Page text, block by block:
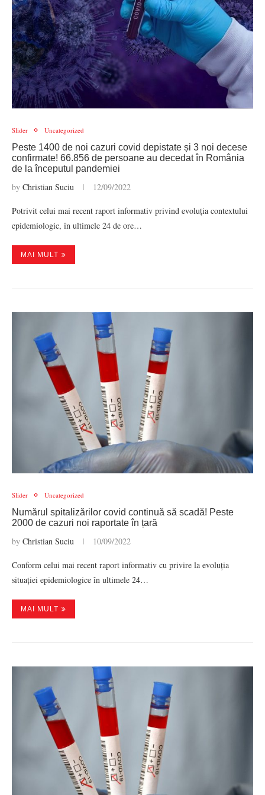
Slider Uncategorized
Peste 1400 de noi cazuri covid depistate și 3 noi decese
confirmate! 66.856 de persoane au decedat în România
de la începutul pandemiei
by Christian Suciu 12/09/2022
Potrivit celui mai recent raport informativ privind evoluția contextului
epidemiologic, în ultimele 24 de ore…
MAI MULT
Slider Uncategorized
Numărul spitalizărilor covid continuă să scadă! Peste
2000 de cazuri noi raportate în țară
by Christian Suciu 10/09/2022
Conform celui mai recent raport informativ cu privire la evoluția
situației epidemiologice în ultimele 24…
MAI MULT